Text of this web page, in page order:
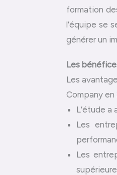
formation
l’équipe se
générer un
Les
Les
Company
L’étude a
Les
Les